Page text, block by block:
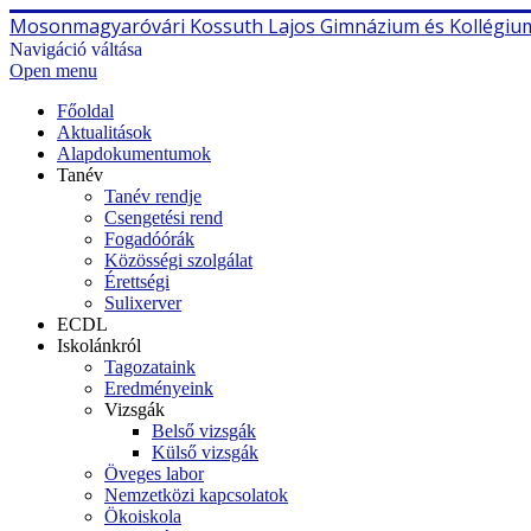
Mosonmagyaróvári Kossuth Lajos Gimnázium és
Navigáció váltása
Open menu
Főoldal
Aktualitások
Alapdokumentumok
Tanév
Tanév rendje
Csengetési rend
Fogadóórák
Közösségi szolgálat
Érettségi
Sulixerver
ECDL
Iskolánkról
Tagozataink
Eredményeink
Vizsgák
Belső vizsgák
Külső vizsgák
Öveges labor
Nemzetközi kapcsolatok
Ökoiskola